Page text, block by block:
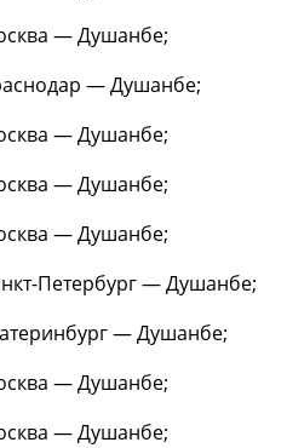
— Душанбе;
— Душанбе;
— Душанбе;
— Душанбе;
— Душанбе;
Петербург — Душанбе;
— Душанбе;
— Душанбе;
— Душанбе;